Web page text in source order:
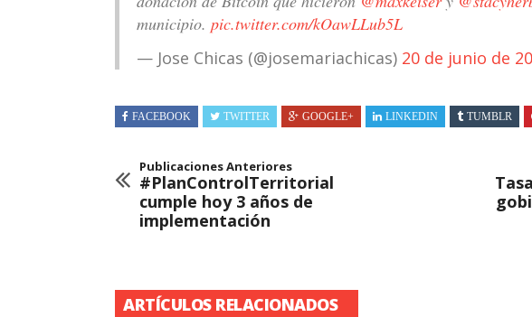
municipio. pic.twitter.com/kOawLLub5L
— Jose Chicas (@josemariachicas) 20 de junio de
FACEBOOK TWITTER GOOGLE+ LINKEDIN TUMBLR
Publicaciones Anteriores
#PlanControlTerritorial
cumple hoy 3 años de
implementación
ARTÍCULOS RELACIONADOS